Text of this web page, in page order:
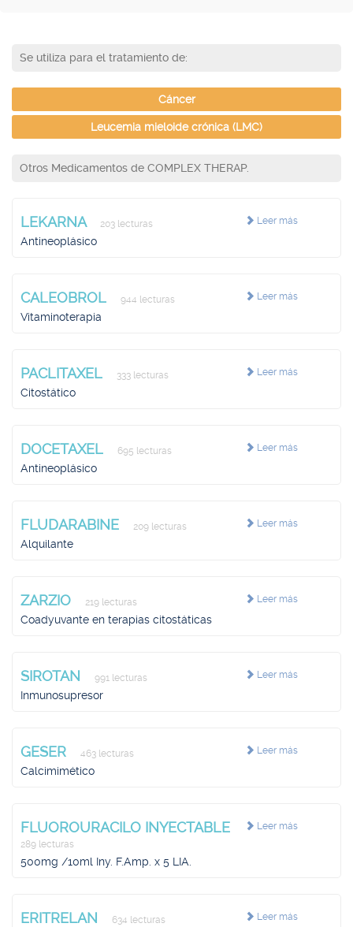
Se utiliza para el tratamiento de:
Cáncer
Leucemia mieloide crónica (LMC)
Otros Medicamentos de COMPLEX THERAP.
Leer más
LEKARNA 203 lecturas
Antineoplásico
Leer más
CALEOBROL 944 lecturas
Vitaminoterapia
Leer más
PACLITAXEL 333 lecturas
Citostático
Leer más
DOCETAXEL 695 lecturas
Antineoplásico
Leer más
FLUDARABINE 209 lecturas
Alquilante
Leer más
ZARZIO 219 lecturas
Coadyuvante en terapias citostáticas
Leer más
SIROTAN 991 lecturas
Inmunosupresor
Leer más
GESER 463 lecturas
Calcimimético
Leer más
FLUOROURACILO INYECTABLE
289 lecturas
500mg /10ml Iny. F.Amp. x 5 LIA.
Leer más
ERITRELAN 634 lecturas